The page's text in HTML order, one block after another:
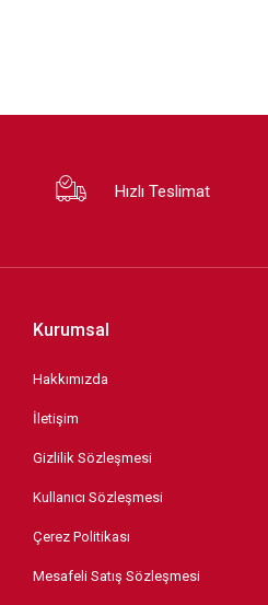
Hızlı Teslimat
Kurumsal
Hakkımızda
İletişim
Gizlilik Sözleşmesi
Kullanıcı Sözleşmesi
Çerez Politikası
Mesafeli Satış Sözleşmesi